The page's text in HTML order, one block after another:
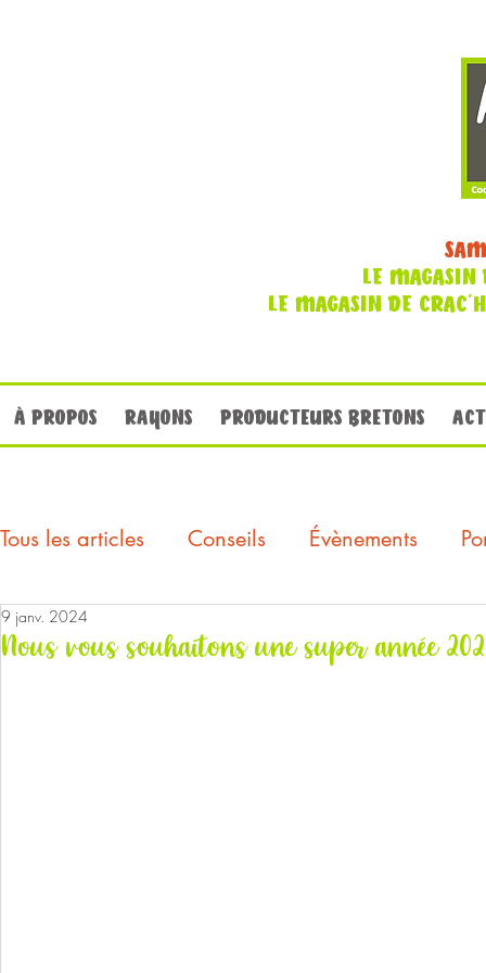
LE MAGASIN
LE MAGASIN DE
À PROPOS RAYONS PRODUCTEURS BRETONS
Tous les articles Conseils Évènements
Nous vous souhaitons une super année
9 janv. 2024